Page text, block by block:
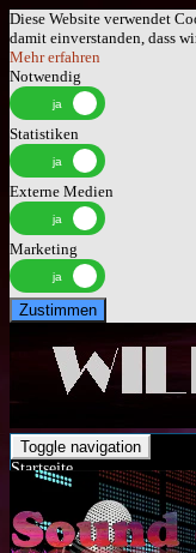
Diese Website verwendet
damit einverstanden, dass
Mehr erfahren
Notwendig
Statistiken
Externe Medien
Marketing
Zustimmen
Toggle navigation
Startseite